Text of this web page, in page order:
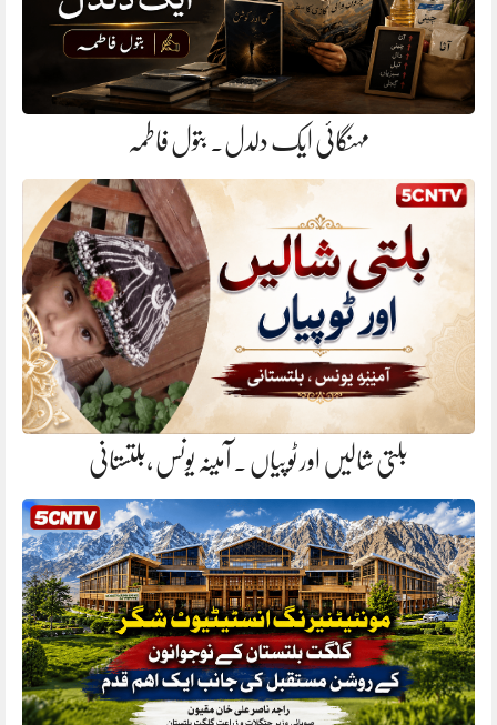
مہنگائی ایک دلدل. بتول فاطمہ
بلتی شالیں اور ٹوپیاں . آمینہ یونس ،بلتستانی